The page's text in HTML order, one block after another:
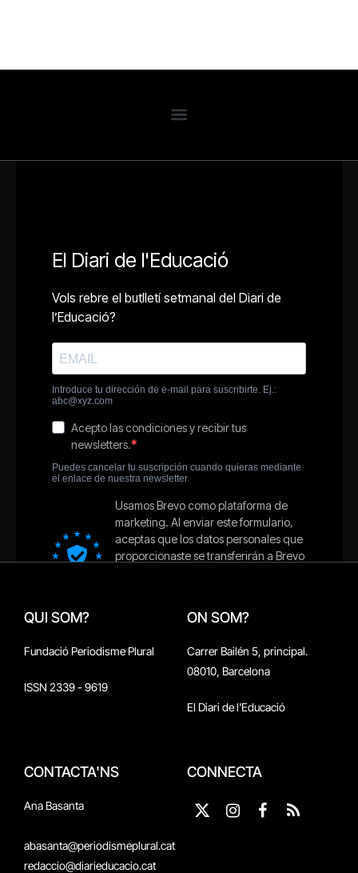
QUI SOM?
Fundació Periodisme Plural
ISSN 2339 - 9619
ON SOM?
Carrer Bailén 5, principal.
08010, Barcelona
El Diari de l'Educació
CONTACTA'NS
Ana Basanta
abasanta@periodismeplural.cat
redaccio@diarieducacio.cat
CONNECTA
X
Instagram
Facebook
RSS